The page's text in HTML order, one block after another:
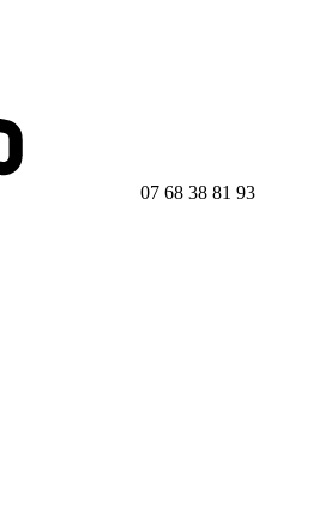
07 68 38 81 93